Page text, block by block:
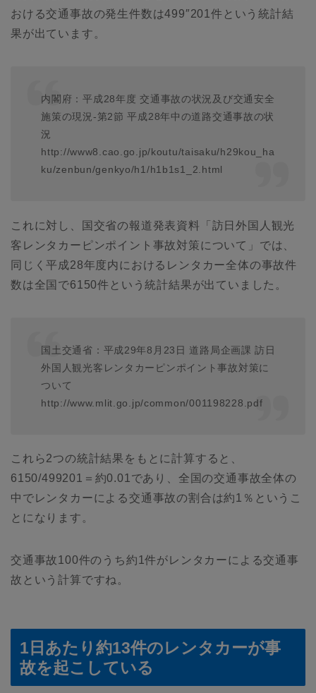
おける交通事故の発生件数は499″201件という統計結
果が出ています。
内閣府：平成28年度 交通事故の状況及び交通安全
施策の現況-第2節 平成28年中の道路交通事故の状
況
http://www8.cao.go.jp/koutu/taisaku/h29kou_ha
ku/zenbun/genkyo/h1/h1b1s1_2.html
これに対し、国交省の報道発表資料「訪日外国人観光
客レンタカーピンポイント事故対策について」では、
同じく平成28年度内におけるレンタカー全体の事故件
数は全国で6150件という統計結果が出ていました。
国土交通省：平成29年8月23日 道路局企画課 訪日
外国人観光客レンタカーピンポイント事故対策に
ついて
http://www.mlit.go.jp/common/001198228.pdf
これら2つの統計結果をもとに計算すると、
6150/499201＝約0.01であり、全国の交通事故全体の
中でレンタカーによる交通事故の割合は約1％というこ
とになります。
交通事故100件のうち約1件がレンタカーによる交通事
故という計算ですね。
1日あたり約13件のレンタカーが事
故を起こしている